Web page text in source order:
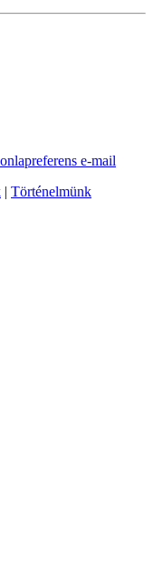
e-mail
| Történelmünk